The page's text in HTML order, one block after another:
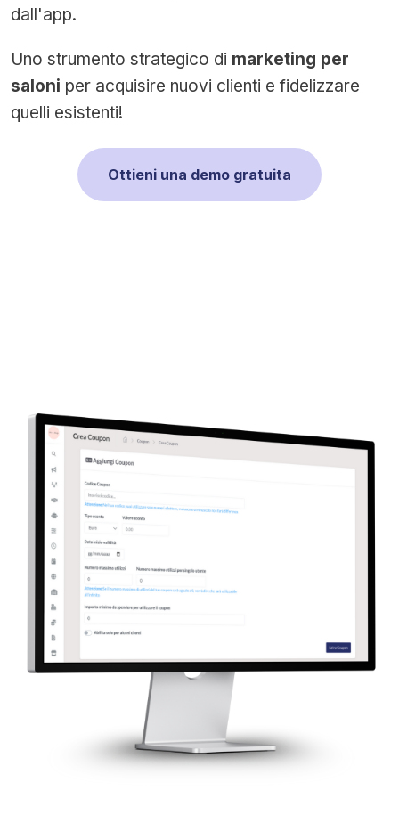
dall'app.
Uno strumento strategico di marketing per
saloni per acquisire nuovi clienti e fidelizzare
quelli esistenti!
Ottieni una demo gratuita